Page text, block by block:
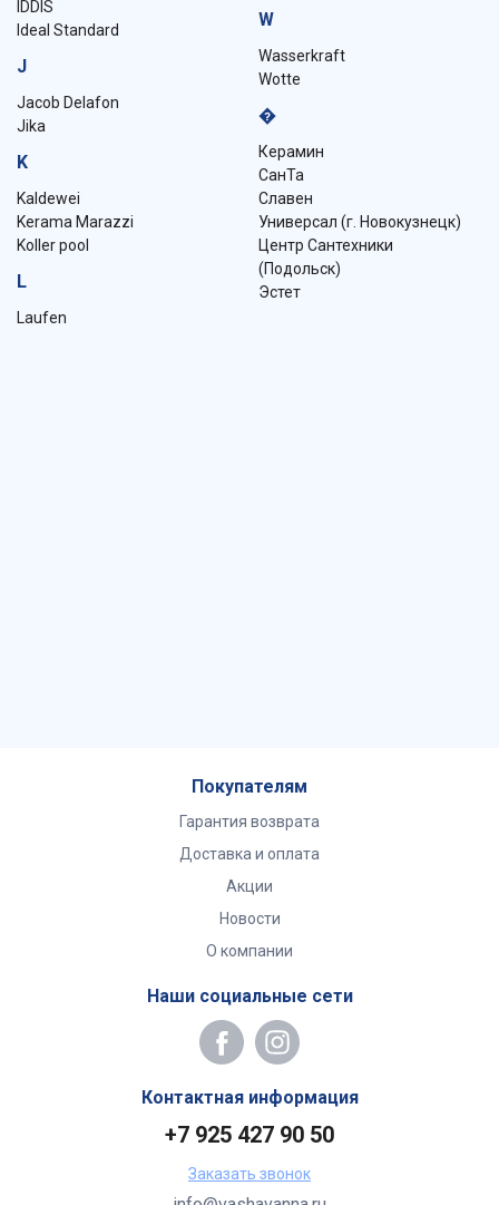
IDDIS
Ideal Standard
J
Jacob Delafon
Jika
K
Kaldewei
Kerama Marazzi
Koller pool
L
Laufen
W
Wasserkraft
Wotte
�
Керамин
СанТа
Славен
Универсал (г. Новокузнецк)
Центр Сантехники
(Подольск)
Эстет
Покупателям
Гарантия возврата
Доставка и оплата
Акции
Новости
О компании
Наши социальные сети
Контактная информация
+7 925 427 90 50
Заказать звонок